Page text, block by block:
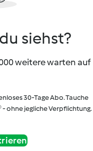
siehst?
weitere warten auf
30-Tage Abo. Tauche
ohne jegliche Verpflichtung.